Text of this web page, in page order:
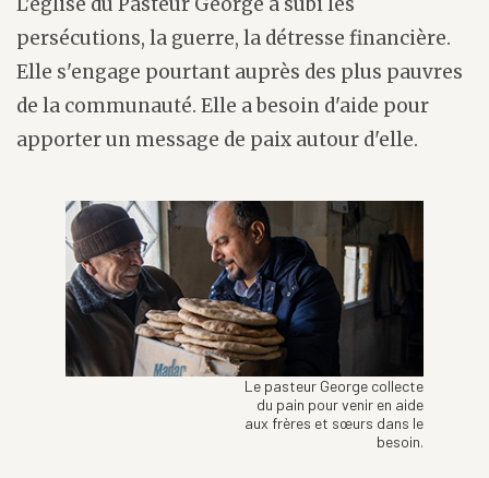
persécutions, la guerre, la détresse financière.
Elle s'engage pourtant auprès des plus pauvres
de la communauté. Elle a besoin d'aide pour
apporter un message de paix autour d'elle.
Le pasteur George collecte
du pain pour venir en aide
aux frères et sœurs dans le
besoin.